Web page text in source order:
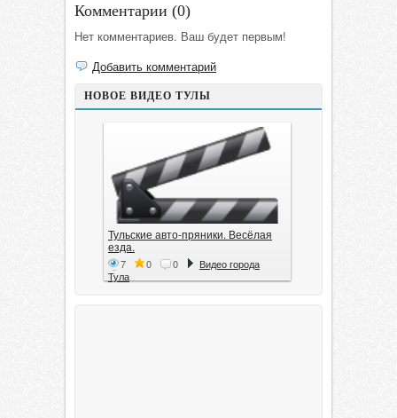
Комментарии (0)
Нет комментариев. Ваш будет первым!
Добавить комментарий
НОВОЕ ВИДЕО ТУЛЫ
Тульские авто-пряники. Весёлая
езда.
7 0 0
Видео города
Тула